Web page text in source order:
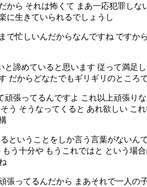
ら それは怖くて まあ一応犯罪し
に生きていられるでしょうし
忙しいんだからなんですね ですか
諦めていると思います 従って満足
だからどなたでもギリギリのところ
張ってるんですよ これ以上頑張り
う そうなってくると あれ欲しい こ
ということをしか言う言葉がないん
う十分や もうこれではと という場
ってるんだから まあそれで一人の